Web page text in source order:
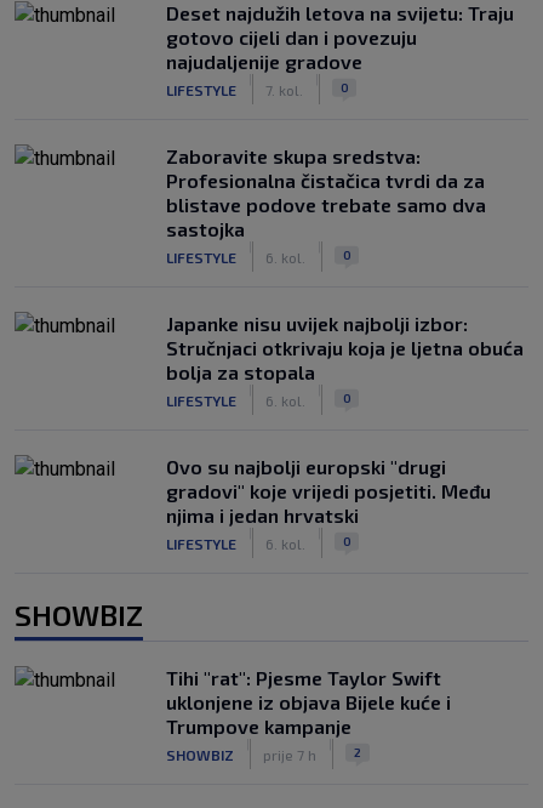
Deset najdužih letova na svijetu: Traju
gotovo cijeli dan i povezuju
najudaljenije gradove
LIFESTYLE 7. kol. 0
Zaboravite skupa sredstva:
Profesionalna čistačica tvrdi da za
blistave podove trebate samo dva
sastojka
LIFESTYLE 6. kol. 0
Japanke nisu uvijek najbolji izbor:
Stručnjaci otkrivaju koja je ljetna obuća
bolja za stopala
LIFESTYLE 6. kol. 0
Ovo su najbolji europski "drugi
gradovi" koje vrijedi posjetiti. Među
njima i jedan hrvatski
LIFESTYLE 6. kol. 0
SHOWBIZ
Tihi "rat": Pjesme Taylor Swift
uklonjene iz objava Bijele kuće i
Trumpove kampanje
SHOWBIZ prije 7 h 2